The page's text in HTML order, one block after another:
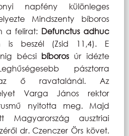
napfény különleges
Mindszenty bíboros
a felirat: Defunctus adhuc
is beszél (Zsid 11,4). E
bécsi bíboros úr idézte
pásztorra
az ő ravatalánál. Az
Varga János rektor
nyitotta meg. Majd
Magyarország ausztriai
dr. Czenczer Örs követ.